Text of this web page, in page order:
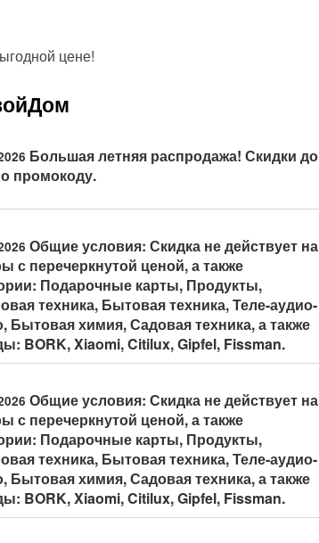
цене!
Большая летняя распродажа! Скидки до
промокоду.
Общие условия: Скидка не действует на
с перечеркнутой ценой, а также
Подарочные карты, Продукты,
техника, Бытовая техника, Теле-аудио-
Бытовая химия, Садовая техника, а также
BORK, Xiaomi, Citilux, Gipfel, Fissman.
Общие условия: Скидка не действует на
с перечеркнутой ценой, а также
Подарочные карты, Продукты,
техника, Бытовая техника, Теле-аудио-
Бытовая химия, Садовая техника, а также
BORK, Xiaomi, Citilux, Gipfel, Fissman.